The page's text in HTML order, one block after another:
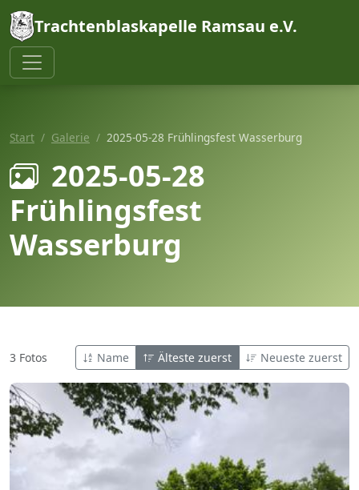
Trachtenblaskapelle Ramsau e.V.
Start Galerie 2025-05-28 Frühlingsfest Wasserburg
2025-05-28
Frühlingsfest
Wasserburg
3 Fotos Name Älteste zuerst Neueste zuerst